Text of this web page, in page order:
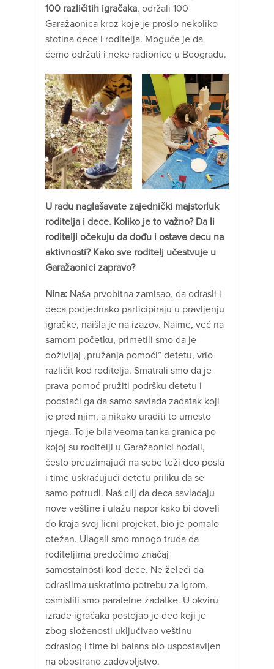
100 različitih igračaka, održali 100
Garažaonica kroz koje je prošlo nekoliko
stotina dece i roditelja. Moguće je da
ćemo održati i neke radionice u Beogradu.
U radu naglašavate zajednički majstorluk
roditelja i dece. Koliko je to važno? Da li
roditelji očekuju da dođu i ostave decu na
aktivnosti? Kako sve roditelj učestvuje u
Garažaonici zapravo?
Nina: Naša prvobitna zamisao, da odrasli i
deca podjednako participiraju u pravljenju
igračke, naišla je na izazov. Naime, već na
samom početku, primetili smo da je
doživljaj „pružanja pomoći” detetu, vrlo
različit kod roditelja. Smatrali smo da je
prava pomoć pružiti podršku detetu i
podstaći ga da samo savlada zadatak koji
je pred njim, a nikako uraditi to umesto
njega. To je bila veoma tanka granica po
kojoj su roditelji u Garažaonici hodali,
često preuzimajući na sebe teži deo posla
i time uskraćujući detetu priliku da se
samo potrudi. Naš cilj da deca savladaju
nove veštine i ulažu napor kako bi doveli
do kraja svoj lični projekat, bio je pomalo
otežan. Ulagali smo mnogo truda da
roditeljima predočimo značaj
samostalnosti kod dece. Ne želeći da
odraslima uskratimo potrebu za igrom,
osmislili smo paralelne zadatke. U okviru
izrade igračaka postojao je deo koji je
zbog složenosti uključivao veštinu
odraslog i time bi balans bio uspostavljen
na obostrano zadovoljstvo.